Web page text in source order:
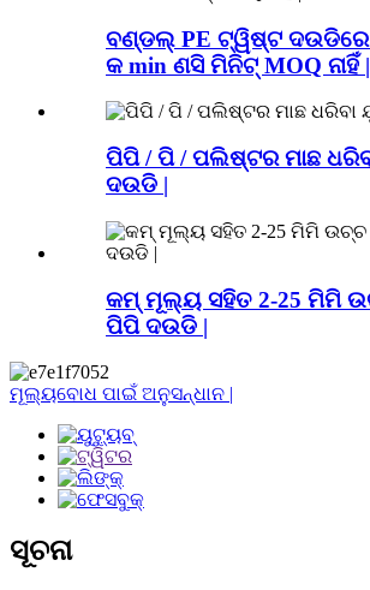
ବଣ୍ଡଲ୍ PE ଟ୍ୱିଷ୍ଟ ଦଉଡିରେ
କ min ଣସି ମିନିଟ୍ MOQ ନାହିଁ |
ପିପି / ପି / ପଲିଷ୍ଟର ମାଛ
ଦଉଡି |
କମ୍ ମୂଲ୍ୟ ସହିତ 2-25 ମିମି
ପିପି ଦଉଡି |
ମୂଲ୍ୟବୋଧ ପାଇଁ ଅନୁସନ୍ଧାନ |
ସୂଚନା